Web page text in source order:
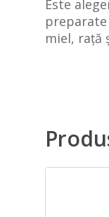
Este
miel, rață